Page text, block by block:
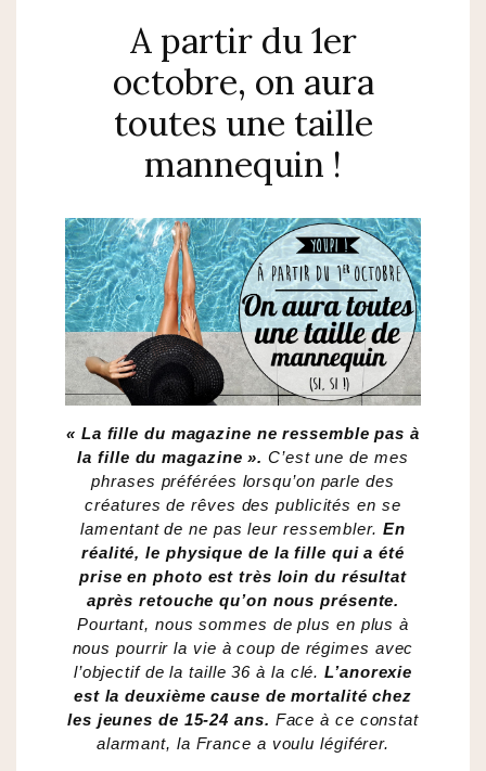
A partir du 1er
octobre, on aura
toutes une taille
mannequin !
« La fille du magazine ne ressemble pas à
la fille du magazine ». C’est une de mes
phrases préférées lorsqu’on parle des
créatures de rêves des publicités en se
lamentant de ne pas leur ressembler. En
réalité, le physique de la fille qui a été
prise en photo est très loin du résultat
après retouche qu’on nous présente.
Pourtant, nous sommes de plus en plus à
nous pourrir la vie à coup de régimes avec
l’objectif de la taille 36 à la clé.L’anorexie
est la deuxième cause de mortalité chez
les jeunes de 15-24 ans. Face à ce constat
alarmant, la France a voulu légiférer.